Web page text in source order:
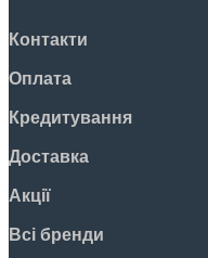
Контакти
Оплата
Кредитування
Доставка
Акції
Всі бренди